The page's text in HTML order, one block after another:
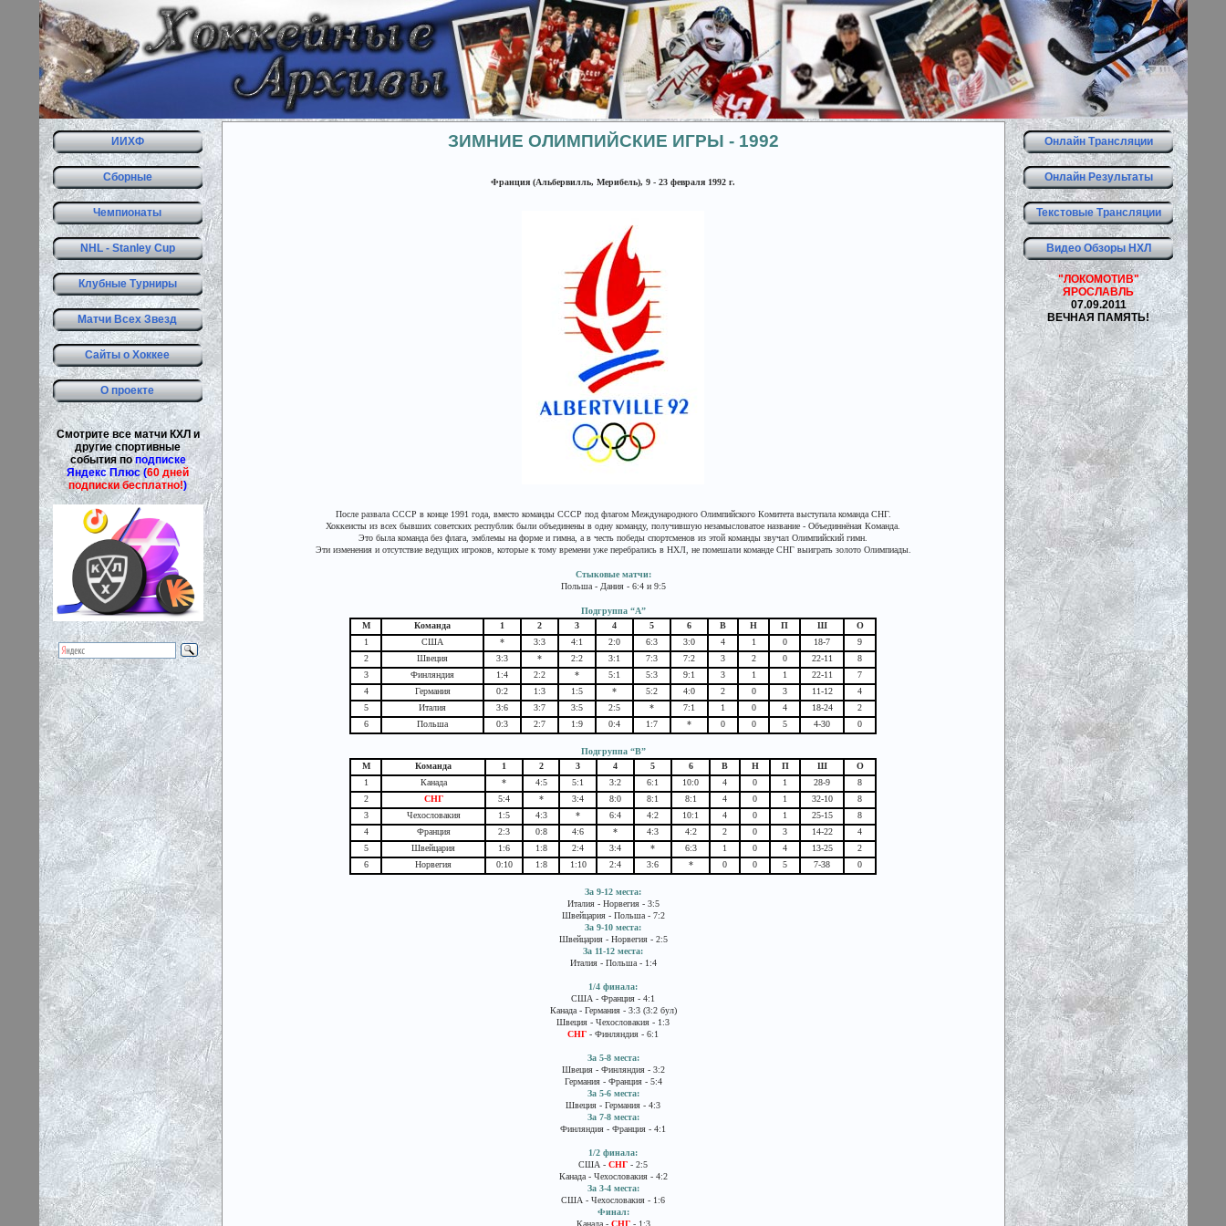
ИИХФ
Сборные
Чемпионаты
NHL - Stanley Cup
Клубные Турниры
Матчи Всех Звезд
Сайты о Хоккее
О проекте
Смотрите все матчи КХЛ и
другие спортивные
события поподписке
Яндекс Плюс (60 дней
подписки бесплатно!)
Онлайн Трансляции
Онлайн Результаты
Текстовые Трансляции
Видео Обзоры НХЛ
"ЛОКОМОТИВ"
ЯРОСЛАВЛЬ
07.09.2011
ВЕЧНАЯ ПАМЯТЬ!
ЗИМНИЕ ОЛИМПИЙСКИЕ ИГРЫ - 1992
Франция (Альбервилль, Мерибель), 9 - 23 февраля 1992 г.
После развала СССР в конце 1991 года, вместо команды СССР под флагом Международного Олимпийского Комитета выступала команда СНГ.
Хоккеисты из всех бывших советских республик были объединены в одну команду, получившую незамысловатое название - Объединнёная Команда.
Это была команда без флага, эмблемы на форме и гимна, а в честь победы спортсменов из этой команды звучал Олимпийский гимн.
Эти изменения и отсутствие ведущих игроков, которые к тому времени уже перебрались в НХЛ, не помешали команде СНГ выиграть золото Олимпиады.
Стыковые матчи:
Польша - Дания - 6:4 и 9:5
Подгруппа “А”
М
Команда 1 2 3 4 5 6 В Н П Ш
О
1
США * 3:3 4:1 2:0 6:3 3:0 4 1 0 18-7
9
2
Швеция 3:3 * 2:2 3:1 7:3 7:2 3 2 0 22-11
8
3
Финляндия 1:4 2:2 * 5:1 5:3 9:1 3 1 1 22-11
7
4
Германия 0:2 1:3 1:5 * 5:2 4:0 2 0 3 11-12
4
5
Италия 3:6 3:7 3:5 2:5 * 7:1 1 0 4 18-24
2
6
Польша 0:3 2:7 1:9 0:4 1:7 * 0 0 5 4-30 0
Подгруппа “B”
М
Команда 1 2 3 4 5 6 В Н П Ш
О
1
Канада * 4:5 5:1 3:2 6:1 10:0 4 0 1 28-9
8
2
СНГ 5:4 * 3:4 8:0 8:1 8:1 4 0 1 32-10
8
3
Чехословакия 1:5 4:3 * 6:4 4:2 10:1 4 0 1 25-15
8
4
Франция 2:3 0:8 4:6 * 4:3 4:2 2 0 3 14-22
4
5
Швейцария 1:6 1:8 2:4 3:4 * 6:3 1 0 4 13-25
2
6
Норвегия 0:10 1:8 1:10 2:4 3:6 * 0 0 5 7-38 0
За 9-12 места:
Италия - Норвегия - 3:5
Швейцария - Польша - 7:2
За 9-10 места:
Швейцария - Норвегия - 2:5
За 11-12 места:
Италия - Польша - 1:4
1/4 финала:
США - Франция - 4:1
Канада - Германия - 3:3 (3:2 бул)
Швеция - Чехословакия - 1:3
СНГ - Финляндия - 6:1
За 5-8 места:
Швеция - Финляндия - 3:2
Германия - Франция - 5:4
За 5-6 места:
Швеция - Германия - 4:3
За 7-8 места:
Финляндия - Франция - 4:1
1/2 финала:
США - СНГ - 2:5
Канада - Чехословакия - 4:2
За 3-4 места:
США - Чехословакия - 1:6
Финал:
Канада - СНГ- 1:3